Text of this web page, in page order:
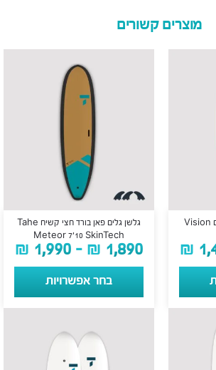
מוצרים קשורים
גלשן סופט בורד ירוק כתום Vision
₪
גלשן גלים פאן בורד חצי קשיח Tahe
Meteor 7’10 SkinTech
₪ 1,890
–
₪ 1,990
בחר אפשרויות